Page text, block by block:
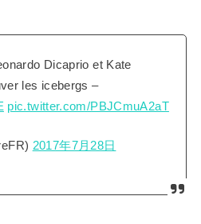
Dicaprio et Kate
les icebergs –
pic.twitter.com/PBJCmuA2aT
2017年7月28日